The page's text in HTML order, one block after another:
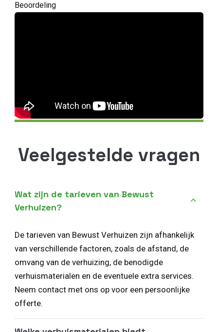
Beoordeling
Veelgestelde vragen
Wat zijn de tarieven van Bewust
Verhuizen?
De tarieven van Bewust Verhuizen zijn afhankelijk
van verschillende factoren, zoals de afstand, de
omvang van de verhuizing, de benodigde
verhuismaterialen en de eventuele extra services.
Neem contact met ons op voor een persoonlijke
offerte.